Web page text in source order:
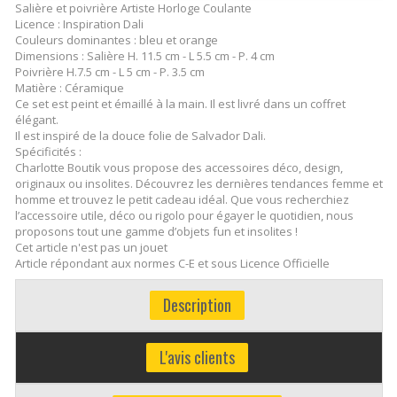
Salière et poivrière Artiste Horloge Coulante
Licence : Inspiration Dali
Couleurs dominantes : bleu et orange
Dimensions : Salière H. 11.5 cm - L 5.5 cm - P. 4 cm
Poivrière H.7.5 cm - L 5 cm - P. 3.5 cm
Matière : Céramique
Ce set est peint et émaillé à la main. Il est livré dans un coffret
élégant.
Il est inspiré de la douce folie de Salvador Dali.
Spécificités :
Charlotte Boutik vous propose des accessoires déco, design,
originaux ou insolites. Découvrez les dernières tendances femme et
homme et trouvez le petit cadeau idéal. Que vous recherchiez
l’accessoire utile, déco ou rigolo pour égayer le quotidien, nous
proposons tout une gamme d’objets fun et insolites !
Cet article n'est pas un jouet
Article répondant aux normes C-E et sous Licence Officielle
Description
L'avis clients